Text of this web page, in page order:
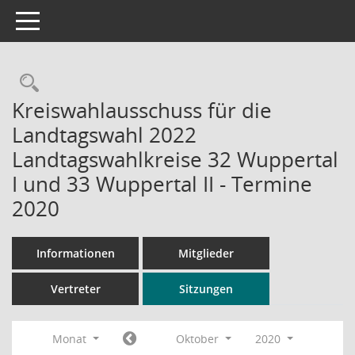
Toggle navigation
Rechercheauswahl
Kreiswahlausschuss für die
Landtagswahl 2022
Landtagswahlkreise 32 Wuppertal
I und 33 Wuppertal II - Termine
2020
Informationen Mitglieder
Vertreter Sitzungen
Monat Oktober
2020